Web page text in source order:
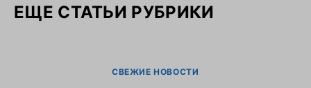
ЕЩЕ СТАТЬИ РУБРИКИ
СВЕЖИЕ НОВОСТИ